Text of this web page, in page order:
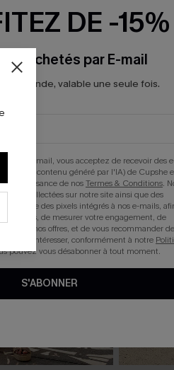
DE -15%
2 Achetés par E-mail
valable une seule fois.
e-mail, vous acceptez de recevoir des
du contenu généré par l'IA) de Cupshe
connaissance de nosTermes & Conditions.
collectées sur notre site ainsi que des
telles que des pixels intégrés à nos e-mails,
ouverts, de mesurer votre engagement, de
et nos offres, et de vous recommander
de vous intéresser, conformément à notre
pouvez vous désabonner à tout moment.
S'ABONNER